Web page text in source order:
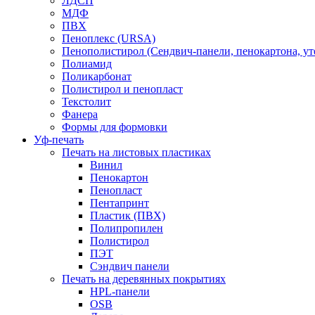
МДФ
ПВХ
Пеноплекс (URSA)
Пенополистирол (Сендвич-панели, пенокартона,
Полиамид
Поликарбонат
Полистирол и пенопласт
Текстолит
Фанера
Формы для формовки
Уф-печать
Печать на листовых пластиках
Винил
Пенокартон
Пенопласт
Пентапринт
Пластик (ПВХ)
Полипропилен
Полистирол
ПЭТ
Сэндвич панели
Печать на деревянных покрытиях
HPL-панели
OSB